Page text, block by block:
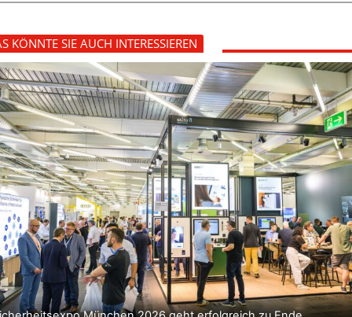
KÖNNTE SIE AUCH INTERESSIEREN